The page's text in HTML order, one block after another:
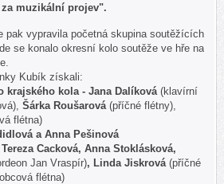
muzikální projev".
pak vypravila početná skupina soutěžících
se konalo okresní kolo soutěže ve hře na
Kubík získali:
krajského kola - Jana Dalíková (klavírní
Šárka Roušarová (příčné flétny),
flétna)
a Anna Pešinová
Cacková, Anna Stoklásková,
Jan Vraspír), Linda Jiskrová (příčné
flétna)